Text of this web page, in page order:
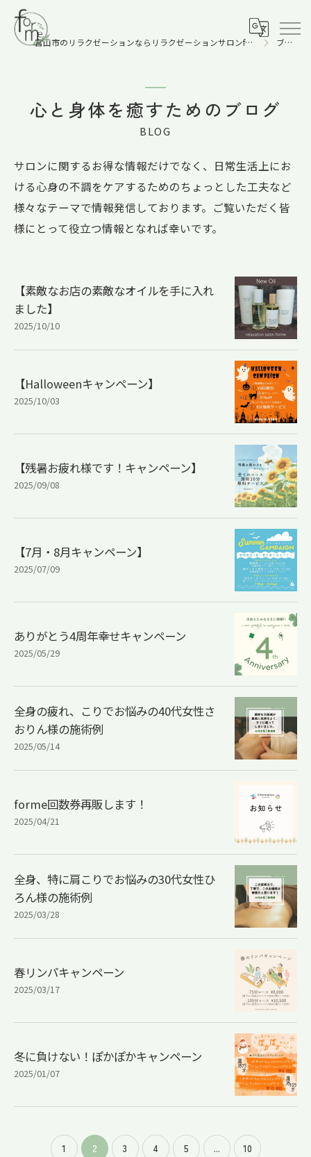
富山市のリラクゼーションならリラクゼーションサロンforme-フォルム- ブログ
心と身体を癒すためのブログ
BLOG
サロンに関するお得な情報だけでなく、日常生活上にお
ける心身の不調をケアするためのちょっとした工夫など
様々なテーマで情報発信しております。ご覧いただく皆
様にとって役立つ情報となれば幸いです。
【素敵なお店の素敵なオイルを手に入れ
ました】
2025/10/10
【Halloweenキャンペーン】
2025/10/03
【残暑お疲れ様です！キャンペーン】
2025/09/08
【7月・8月キャンペーン】
2025/07/09
ありがとう4周年幸せキャンペーン
2025/05/29
全身の疲れ、こりでお悩みの40代女性さ
おりん様の施術例
2025/05/14
forme回数券再販します！
2025/04/21
全身、特に肩こりでお悩みの30代女性ひ
ろん様の施術例
2025/03/28
春リンパキャンペーン
2025/03/17
冬に負けない！ぽかぽかキャンペーン
2025/01/07
1 2 3 4 5 ... 10